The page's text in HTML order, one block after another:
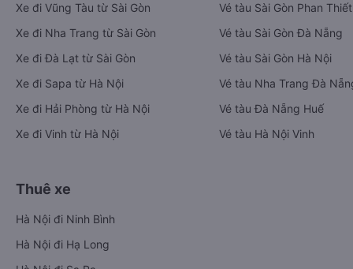
Xe đi Vũng Tàu từ Sài Gòn
Xe đi Nha Trang từ Sài Gòn
Xe đi Đà Lạt từ Sài Gòn
Xe đi Sapa từ Hà Nội
Xe đi Hải Phòng từ Hà Nội
Xe đi Vinh từ Hà Nội
Vé tàu Sài Gòn Phan Thiết
Vé tàu Sài Gòn Đà Nẵng
Vé tàu Sài Gòn Hà Nội
Vé tàu Nha Trang Đà
Vé tàu Đà Nẵng Huế
Vé tàu Hà Nội Vinh
Thuê xe
Hà Nội đi Ninh Bình
Hà Nội đi Hạ Long